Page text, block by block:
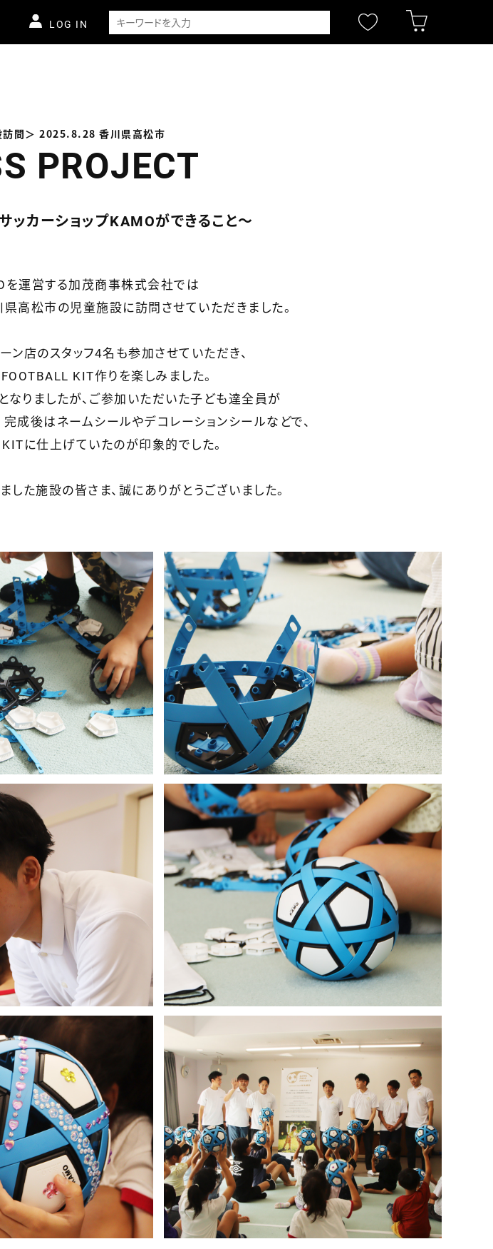
LOG IN
問＞ 2025.8.28 香川県高松市
PROJECT
サッカーショップKAMOができること～
を運営する加茂商事株式会社では
高松市の児童施設に訪問させていただきました。
店のスタッフ4名も参加させていただき、
KIT作りを楽しみました。
りましたが、ご参加いただいた子ども達全員が
成後はネームシールやデコレーションシールなどで、
に仕上げていたのが印象的でした。
た施設の皆さま、誠にありがとうございました。